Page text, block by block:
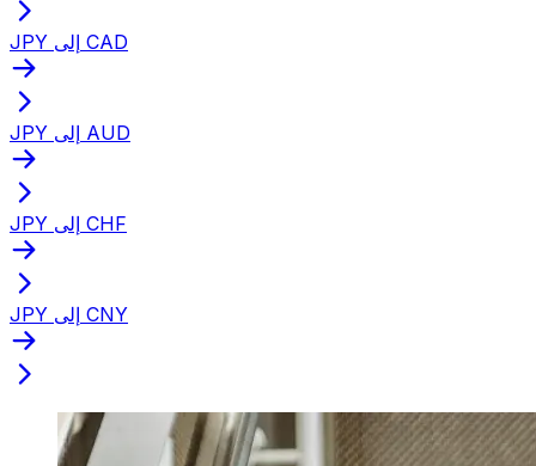
JPY إلى CAD
JPY إلى AUD
JPY إلى CHF
JPY إلى CNY